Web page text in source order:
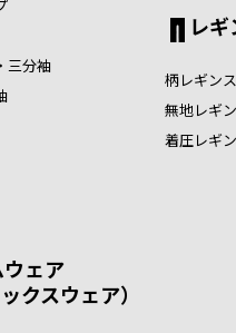
三分袖
レ
柄レギンス
無地レギ
着圧レギ
ェア
クスウェア）